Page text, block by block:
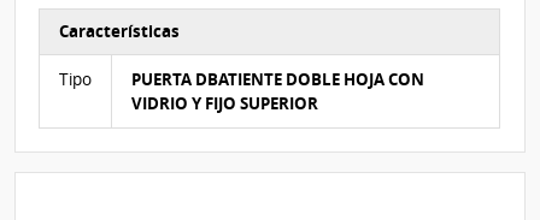
Características
Tipo
PUERTA DBATIENTE DOBLE HOJA CON
VIDRIO Y FIJO SUPERIOR